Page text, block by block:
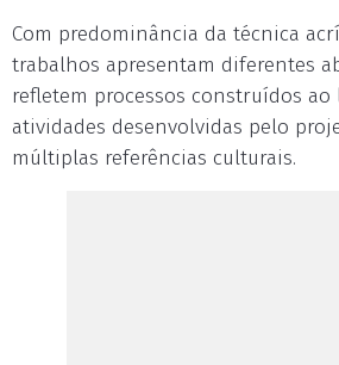
Com predominância da técnica
trabalhos apresentam diferentes
refletem processos construídos ao
atividades desenvolvidas pelo
múltiplas referências culturais.